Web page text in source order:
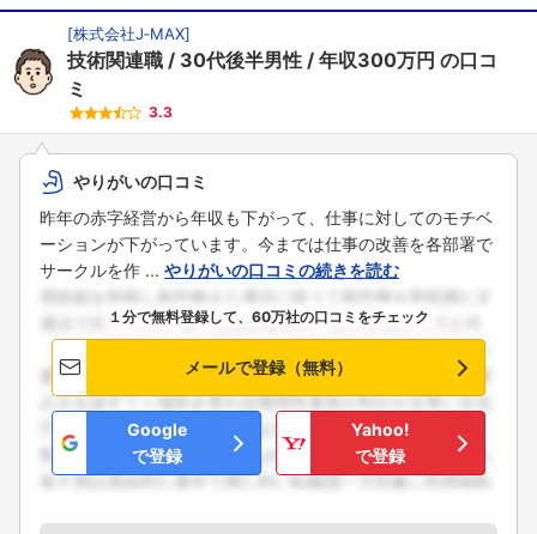
[株式会社J‐MAX]
技術関連職 30代後半男性 年収300万円 の口コ
ミ
3.3
やりがいの口コミ
昨年の赤字経営から年収も下がって、仕事に対してのモチベ
ーションが下がっています。今までは仕事の改善を各部署で
サークルを作 ... やりがいの口コミの続きを読む
１分で無料登録して、60万社の口コミをチェック
メールで登録（無料）
Google
で登録
Yahoo!
で登録